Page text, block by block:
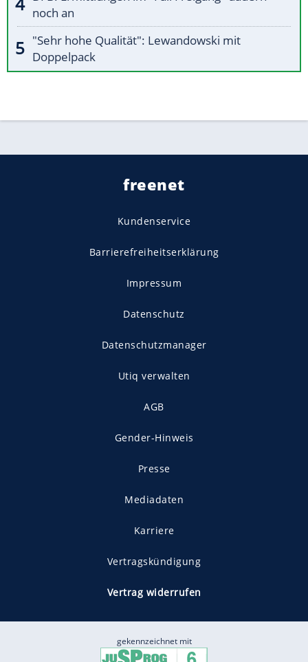
noch an
"Sehr hohe Qualität": Lewandowski mit
Doppelpack
freenet
Kundenservice
Barrierefreiheitserklärung
Impressum
Datenschutz
Datenschutzmanager
Utiq verwalten
AGB
Gender-Hinweis
Presse
Mediadaten
Karriere
Vertragskündigung
Vertrag widerrufen
gekennzeichnet mit